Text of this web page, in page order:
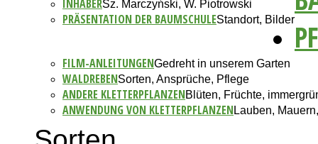
INHABERSz. Marczyński, W. Piotrowski
PRÄSENTATION DER BAUMSCHULEStandort, Bilder
FILM-ANLEITUNGENGedreht in unserem Garten
WALDREBENSorten, Ansprüche, Pflege
ANDERE KLETTERPFLANZENBlüten, Früchte,
ANWENDUNG VON KLETTERPFLANZENLauben,